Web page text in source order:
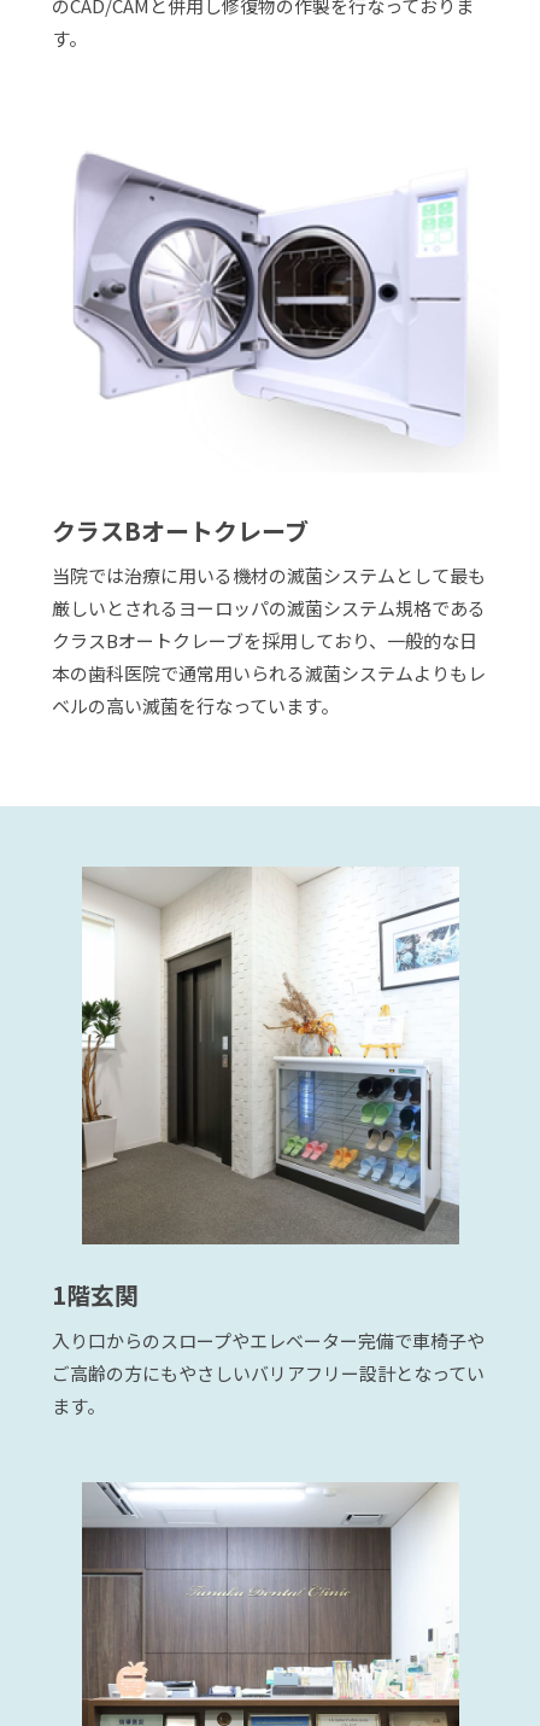
のCAD/CAMと併用し修復物の作製を行なっておりま
す。
クラスBオートクレーブ
当院では治療に用いる機材の滅菌システムとして最も
厳しいとされるヨーロッパの滅菌システム規格である
クラスBオートクレーブを採用しており、一般的な日
本の歯科医院で通常用いられる滅菌システムよりもレ
ベルの高い滅菌を行なっています。
1階玄関
入り口からのスロープやエレベーター完備で車椅子や
ご高齢の方にもやさしいバリアフリー設計となってい
ます。